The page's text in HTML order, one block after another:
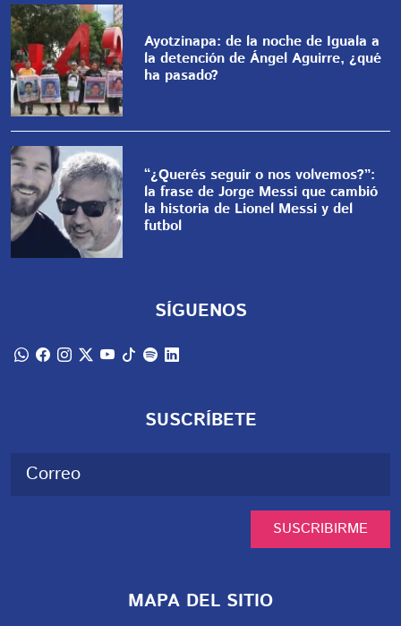
Ayotzinapa: de la noche de Iguala a
la detención de Ángel Aguirre, ¿qué
ha pasado?
“¿Querés seguir o nos volvemos?”:
la frase de Jorge Messi que cambió
la historia de Lionel Messi y del
futbol
SÍGUENOS
SUSCRÍBETE
SUSCRIBIRME
MAPA DEL SITIO